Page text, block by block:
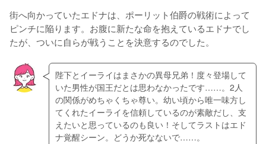
街へ向かっていたエドナは、ポーリット伯爵の戦術によって
ピンチに陥ります。お腹に新たな命を抱えているエドナでし
たが、ついに自らが戦うことを決意するのでした。
陛下とイーライはまさかの異母兄弟！度々登場して
いた男性が国王だとは思わなかったです……。2人
の関係がめちゃくちゃ尊い。幼い頃から唯一味方し
てくれたイーライを信頼しているのが素敵だし、支
えたいと思っているのも良い！そしてラストはエド
ナ覚醒シーン。どうか死なないで……。